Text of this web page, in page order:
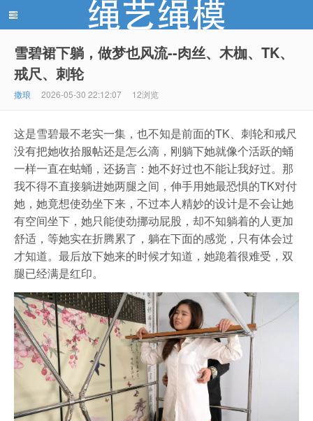
绳艺绳模(shengyishengmo.com) - 绳艺工作室 - 绳艺
模特 - 绳艺工作室 - 绳模推荐网站！
雪碧裙下躺，做梦也风流--肉丝、木枷、TK、
戒尺、刺轮
撒琅 2026-05-30 22:12:07 12浏览
这是雪碧最不老实一集，也不知是前面的TK、刺轮和戒尺
没有把她收拾服帖还是怎么滴，刚躺下她就像个活跃的蛹
一样一直在蛄蛹，还扬言：她不好过也不能让我好过。那
我不得不直接躺进她两腿之间，伸手用她最恐惧的TK对付
她，她竟想使劲坐下来，不过本人精妙的设计是不会让她
有空间坐下，她只能使劲挪动屁股，却不知躺着的人更加
舒适，等她实在折腾累了，躺在下面的感觉，只有体会过
才知道。最后放下她来的时候才知道，她跪着很难受，双
腿已经满是红印。